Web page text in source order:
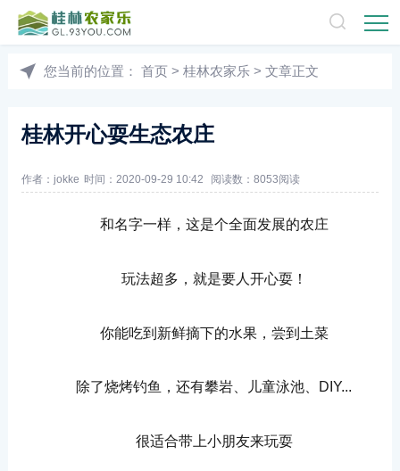
您当前的位置： 首页 > 桂林农家乐> 文章正文
桂林开心耍生态农庄
作者：jokke 时间：2020-09-29 10:42 阅读数： 8053阅读
和名字一样，这是个全面发展的农庄
玩法超多，就是要人开心耍！
你能吃到新鲜摘下的水果，尝到土菜
除了烧烤钓鱼，还有攀岩、儿童泳池、DIY...
很适合带上小朋友来玩耍